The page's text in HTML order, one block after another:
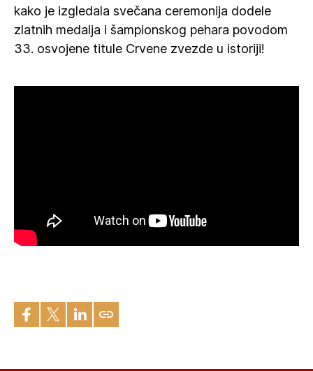
kako je izgledala svečana ceremonija dodele
zlatnih medalja i šampionskog pehara povodom
33. osvojene titule Crvene zvezde u istoriji!